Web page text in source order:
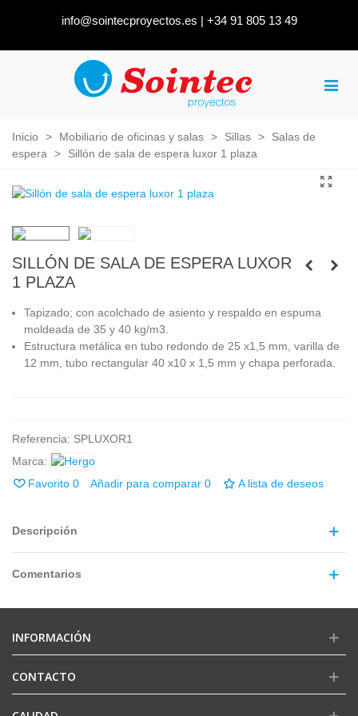
info@sointecproyectos.es | +34 91 805 13 49
Inicio > Mobiliario de oficinas y salas > Sillas >
Salas de
espera
> Sillón de sala de espera luxor 1 plaza
SILLÓN DE SALA DE ESPERA LUXOR
1 PLAZA
Tapizado; con acolchado de asiento y respaldo en espuma
moldeada de 35 y 40 kg/m3.
Estructura metálica en tubo redondo de 25 x1,5 mm, varilla de
12 mm, tubo rectangular 40 x10 x 1,5 mm y chapa perforada.
Referencia: SPLUXOR1
Marca:
Favorito 0 Añadir para comparar 0 A lista de deseos
Descripción
Comentarios
INFORMACIÓN
CONTACTO